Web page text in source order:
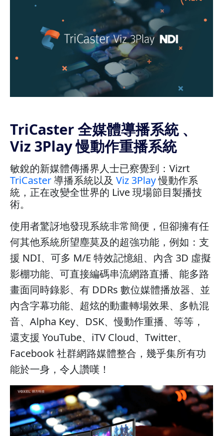
TriCaster 全媒體導播系統 、
Viz 3Play 慢動作重播系統
敏銳的新媒體傳播界人士已察覺到：Vizrt
TriCaster導播系統以及 Viz 3Play慢動作系
統，正在改變全世界的 Live 現場節目製播技
術。
使用者驚訝地發現系統非常簡便，但卻擁有任
何其他系統所望塵莫及的超強功能，例如：支
援 NDI、可多 M/E 特效記憶組、內含 3D 虛擬
影棚功能、可直接編碼串流網路直播、能多路
畫面同時錄影、有 DDRs 數位媒體播放器、並
內含字幕功能、超炫的動畫轉場效果、多軌混
音、Alpha Key、DSK、慢動作重播、等等，
還支援 YouTube、iTV Cloud、Twitter、
Facebook 社群網路媒體整合，幾乎集所有功
能於一身，令人讚嘆！